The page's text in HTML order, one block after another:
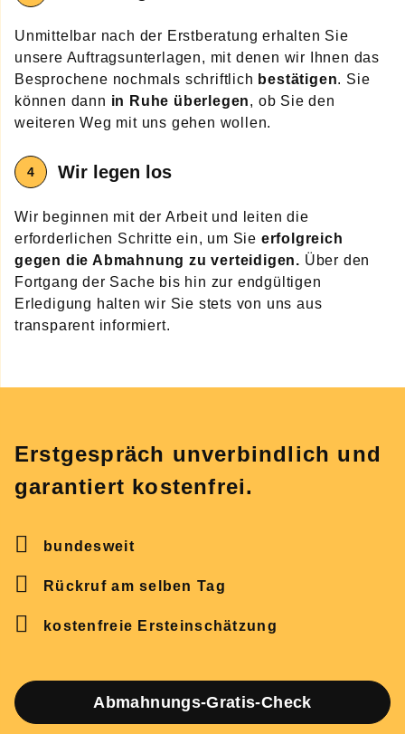
Unmittelbar nach der Erstberatung erhalten Sie
unsere Auftragsunterlagen, mit denen wir Ihnen das
Besprochene nochmals schriftlich bestätigen. Sie
können dann in Ruhe überlegen, ob Sie den
weiteren Weg mit uns gehen wollen.
Wir legen los
Wir beginnen mit der Arbeit und leiten die
erforderlichen Schritte ein, um Sie erfolgreich
gegen die Abmahnung zu verteidigen. Über den
Fortgang der Sache bis hin zur endgültigen
Erledigung halten wir Sie stets von uns aus
transparent informiert.
Erstgespräch unverbindlich und
garantiert kostenfrei.
bundesweit
Rückruf am selben Tag
kostenfreie Ersteinschätzung
Abmahnungs-Gratis-Check